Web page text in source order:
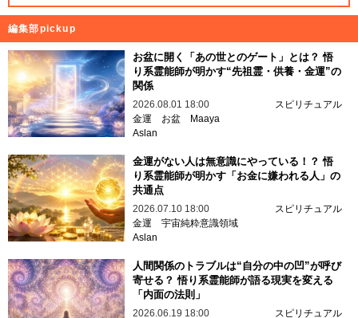
編集部pickup
お盆に開く「あの世とのゲート」とは？ 悟
り系霊能師が明かす“先祖霊・供養・金運”の
関係
2026.08.01 18:00
スピリチュアル
金運
お盆
Maaya
Aslan
金運がない人は無意識にやっている！？ 悟
り系霊能師が明かす「お金に嫌われる人」の
共通点
2026.07.10 18:00
スピリチュアル
金運 宇宙純粋意識領域
Aslan
人間関係のトラブルは“自分の中の凹”が呼び
寄せる？ 悟り系霊能師が語る現実を変える
「内面の法則」
2026.06.19 18:00
スピリチュアル